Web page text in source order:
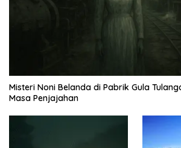
Misteri Noni Belanda di Pabrik Gula
Masa Penjajahan